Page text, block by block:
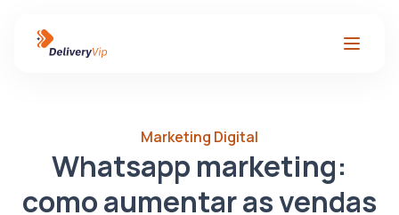
Marketing Digital
Whatsapp marketing:
como aumentar as vendas